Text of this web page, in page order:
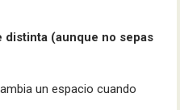
distinta (aunque no sepas
un espacio cuando